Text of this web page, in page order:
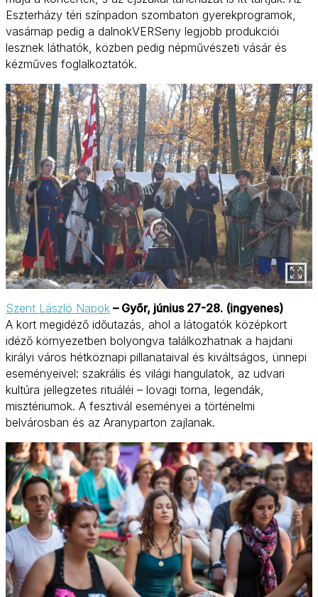
Eszterházy téri színpadon szombaton gyerekprogramok,
vasárnap pedig a dalnokVERSeny legjobb produkciói
lesznek láthatók, közben pedig népművészeti vásár és
kézműves foglalkoztatók.
Szent László Napok – Győr, június 27-28. (ingyenes)
A kort megidéző időutazás, ahol a látogatók középkort
idéző környezetben bolyongva találkozhatnak a hajdani
királyi város hétköznapi pillanataival és kiváltságos, ünnepi
eseményeivel: szakrális és világi hangulatok, az udvari
kultúra jellegzetes rituáléi – lovagi torna, legendák,
misztériumok. A fesztivál eseményei a történelmi
belvárosban és az Aranyparton zajlanak.